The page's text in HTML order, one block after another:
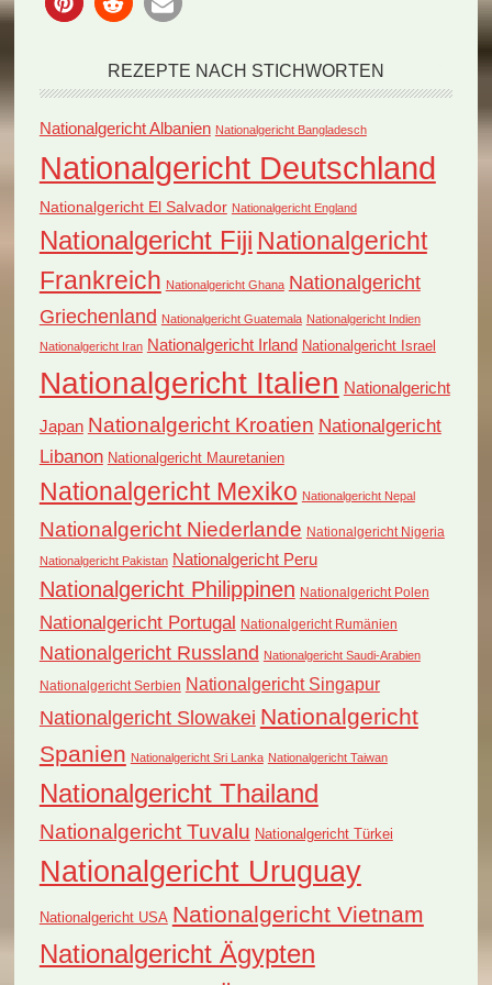
REZEPTE NACH STICHWORTEN
Nationalgericht Albanien Nationalgericht Bangladesch
Nationalgericht Deutschland
Nationalgericht El Salvador Nationalgericht England
Nationalgericht Fiji Nationalgericht
Frankreich Nationalgericht Ghana Nationalgericht
Griechenland Nationalgericht Guatemala Nationalgericht Indien
Nationalgericht Iran Nationalgericht Irland Nationalgericht Israel
Nationalgericht Italien Nationalgericht
Japan Nationalgericht Kroatien Nationalgericht
Libanon Nationalgericht Mauretanien
Nationalgericht Mexiko Nationalgericht Nepal
Nationalgericht Niederlande Nationalgericht Nigeria
Nationalgericht Pakistan Nationalgericht Peru
Nationalgericht Philippinen Nationalgericht Polen
Nationalgericht Portugal Nationalgericht Rumänien
Nationalgericht Russland Nationalgericht Saudi-Arabien
Nationalgericht Serbien Nationalgericht Singapur
Nationalgericht Slowakei Nationalgericht
Spanien Nationalgericht Sri Lanka Nationalgericht Taiwan
Nationalgericht Thailand
Nationalgericht Tuvalu Nationalgericht Türkei
Nationalgericht Uruguay
Nationalgericht USA Nationalgericht Vietnam
Nationalgericht Ägypten